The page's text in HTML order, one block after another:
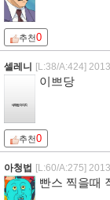
추천0
셀레니 [L:38/A:424]
이쁘당
추천0
아청법 [L:60/A:275]
빤스 찍을때